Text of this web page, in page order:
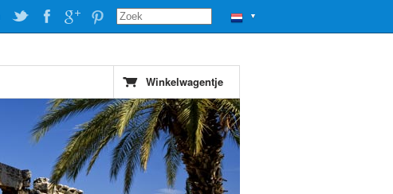
▼
Winkelwagentje